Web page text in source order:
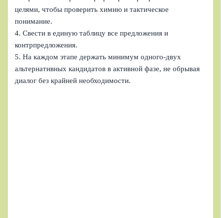
целями, чтобы проверить химию и тактическое
понимание.
4. Свести в единую таблицу все предложения и
контрпредложения.
5. На каждом этапе держать минимум одного-двух
альтернативных кандидатов в активной фазе, не обрывая
диалог без крайней необходимости.